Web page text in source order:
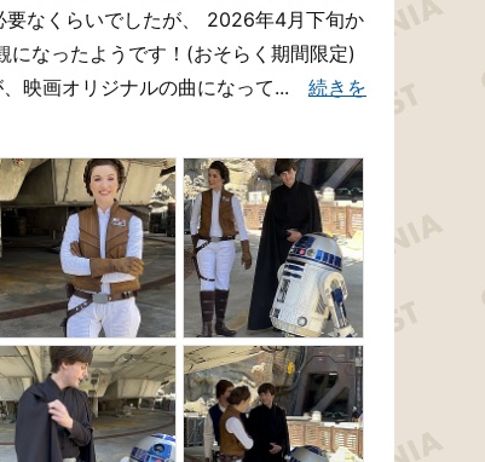
なくらいでしたが、 2026年4月下旬か
なったようです！(おそらく期間限定)
映画オリジナルの曲になって... 続きを